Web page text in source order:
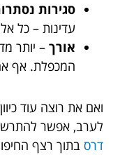
סגירות
עדינות – כל
אורך – יותר
המכפלת. אף
ואם את רוצה עוד
לערב, אפשר
דרס בתוך רצף